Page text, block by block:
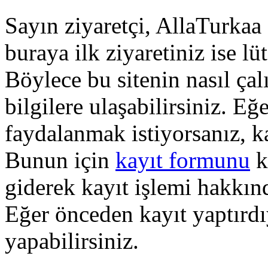
Sayın ziyaretçi,
buraya ilk ziyaretiniz ise
Böylece bu sitenin nasıl
bilgilere ulaşabilirsiniz.
faydalanmak istiyorsanız,
Bunun için kayıt formunu
giderek kayıt işlemi
Eğer önceden kayıt
yapabilirsiniz.